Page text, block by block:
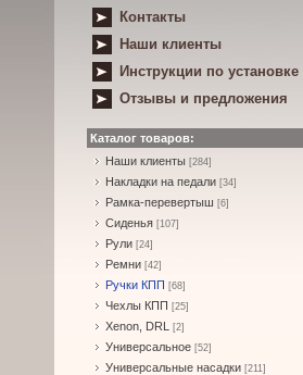
Контакты
Наши клиенты
Инструкции по установке
Отзывы и предложения
Каталог товаров:
Наши клиенты [284]
Накладки на педали [34]
Рамка-перевертыш [6]
Сиденья [107]
Рули [24]
Ремни [42]
Ручки КПП [68]
Чехлы КПП [25]
Xenon, DRL [2]
Универсальное [52]
Универсальные насадки [211]